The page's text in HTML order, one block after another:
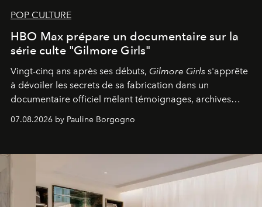
POP CULTURE
HBO Max prépare un documentaire sur la
série culte "Gilmore Girls"
Vingt-cinq ans après ses débuts, Gilmore Girls s'apprête
à dévoiler les secrets de sa fabrication dans un
documentaire officiel mêlant témoignages, archives
inédites et plongée dans les coulisses d'un phénomène
générationnel.
07.08.2026 by Pauline Borgogno